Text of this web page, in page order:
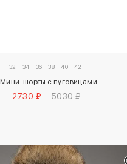
32 34 36 38 40 42
Мини-шорты с пуговицами
2730 ₽ 5030 ₽